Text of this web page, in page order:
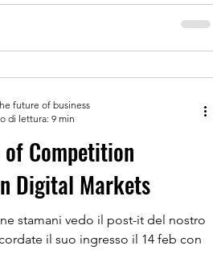
of Competition
Digital Markets
stamani vedo il post-it del nostro
il suo ingresso il 14 feb con
future of business
di lettura: 9 min